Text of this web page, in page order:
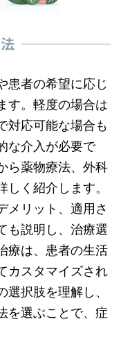
患者の希望に応じ
す。軽度の場合は
対応可能な場合も
な介入が必要で
ら薬物療法、外科
く紹介します。
メリット、適用さ
も説明し、治療選
療は、患者の生活
カスタマイズされ
択肢を理解し、
を選ぶことで、症